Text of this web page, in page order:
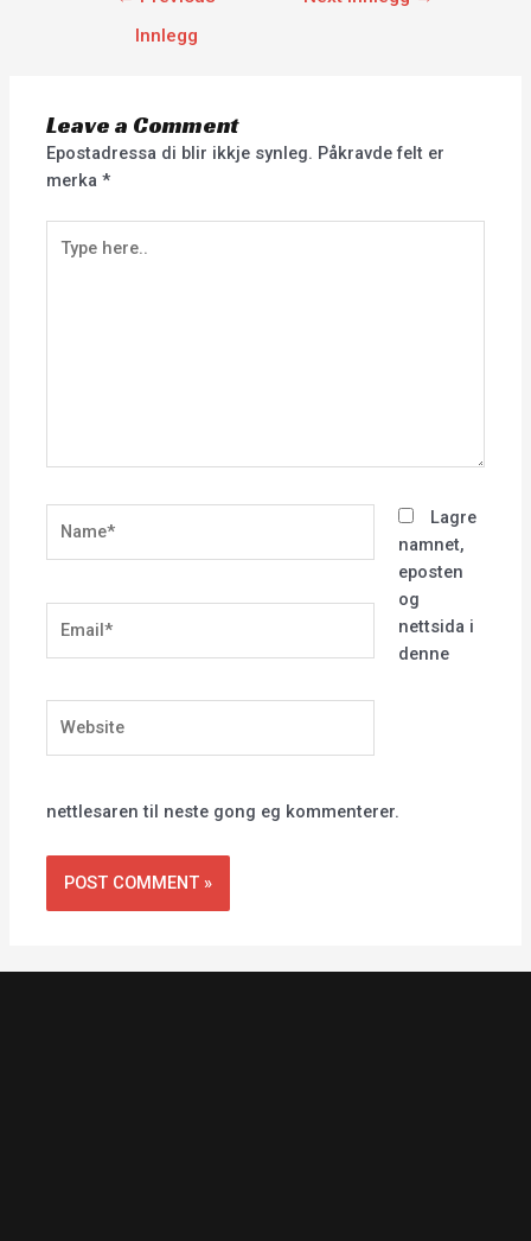
Innlegg
Leave a Comment
Epostadressa di blir ikkje synleg. Påkravde felt er
merka*
here..
Lagre
namnet,
eposten
og
nettsida i
denne
nettlesaren til neste gong eg kommenterer.